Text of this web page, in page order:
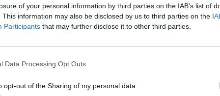
of your personal information by third parties on the IAB’s list of
This information may also be disclosed by us to third parties on the
Participants that may further disclose it to other third parties.
Data Processing Opt Outs
opt-out of the Sharing of my personal data.
disa thjesht zhduken, ne nuk e dimë se ku
Shqipëria. Ai kurrë nuk kishte ndërmend të
në dorë si mekanik makinash në një nga
on Sunday zbuloi emrin e tij në dosjet e policisë
ligjin duke e braktisur dhe duke e dërguar